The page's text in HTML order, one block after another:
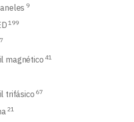
9
199
magnético 41
trifásico 67
21